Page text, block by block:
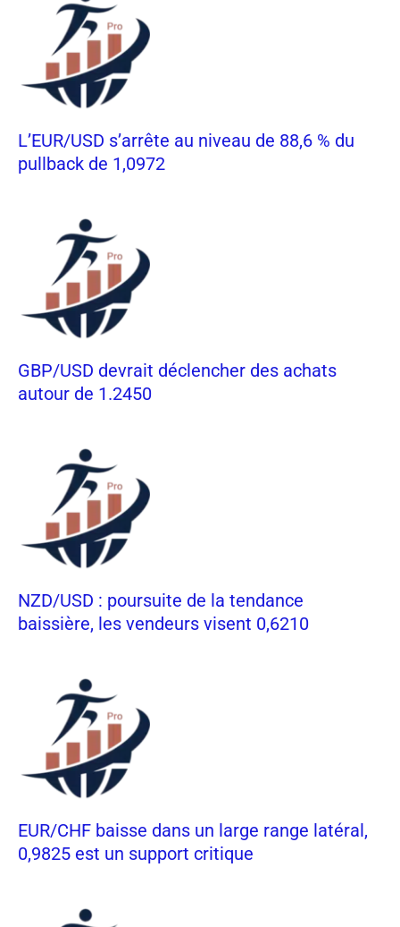
L’EUR/USD s’arrête au niveau de 88,6 % du
pullback de 1,0972
GBP/USD devrait déclencher des achats
autour de 1.2450
NZD/USD : poursuite de la tendance
baissière, les vendeurs visent 0,6210
EUR/CHF baisse dans un large range latéral,
0,9825 est un support critique